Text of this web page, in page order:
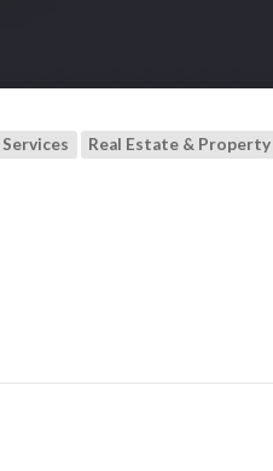
Real Estate & Property